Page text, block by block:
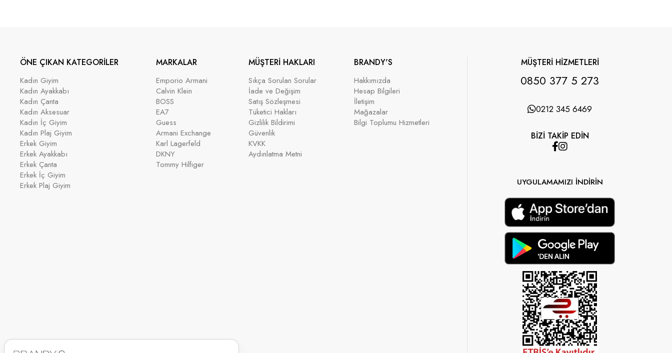
ÖNE ÇIKAN KATEGORİLER
Kadın Giyim
Kadın Ayakkabı
Kadın Çanta
Kadın Aksesuar
Kadın İç Giyim
Kadın Plaj Giyim
Erkek Giyim
Erkek Ayakkabı
Erkek Çanta
Erkek İç Giyim
Erkek Plaj Giyim
MARKALAR
Emporio Armani
Calvin Klein
BOSS
EA7
Guess
Armani Exchange
Karl Lagerfeld
DKNY
Tommy Hilfiger
MÜŞTERİ HAKLARI
Sıkça Sorulan Sorular
İade ve Değişim
Satış Sözleşmesi
Tüketici Hakları
Gizlilik Bildirimi
Güvenlik
KVKK
Aydınlatma Metni
BRANDY'S
Hakkımızda
Hesap Bilgileri
İletişim
Mağazalar
Bilgi Toplumu Hizmetleri
MÜŞTERİ HİZMETLERİ
0850 377 5 273
0212 345 6469
BİZİ TAKİP EDİN
UYGULAMAMIZI İNDİRİN